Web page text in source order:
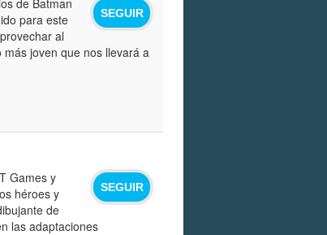
SEGUIR
para este
al
joven que nos llevará a
SEGUIR
Games y
héroes y
de
las adaptaciones